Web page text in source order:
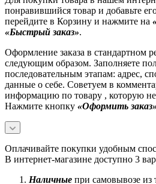
понравившийся товар и добавьте
перейдите в Корзину и нажмите на
«Быстрый заказ».
Оформление заказа в стандартном
следующим образом. Заполняете
последовательным этапам: адрес,
данные о себе. Советуем в
информацию по товару , которую
Нажмите кнопку «Оформить заказ»
Оплачивайте покупки удобным
В интернет-магазине доступно 3
Наличные при самовывозе из